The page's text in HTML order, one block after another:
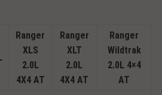
Ranger
XLS
2.0L
4X4 AT
Ranger
XLT
2.0L
4X4 AT
Ranger
Wildtrak
2.0L 4×4
AT